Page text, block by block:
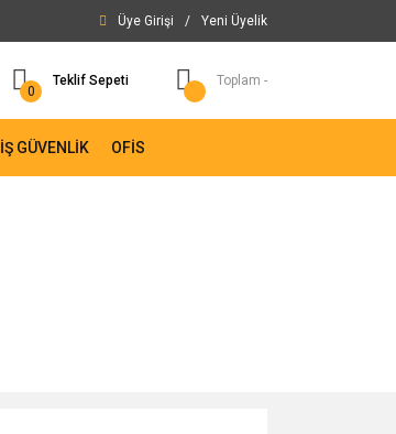
Üye Girişi / Yeni Üyelik
0
Teklif Sepeti Toplam -
İŞ GÜVENLİK OFİS